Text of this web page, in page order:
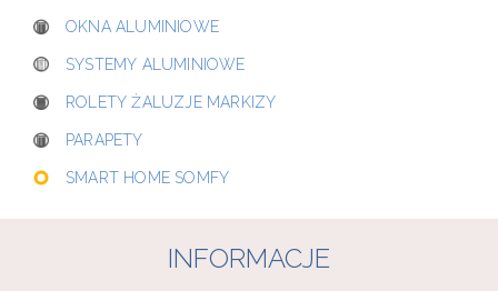
OKNA ALUMINIOWE
SYSTEMY ALUMINIOWE
ROLETY ŻALUZJE MARKIZY
PARAPETY
SMART HOME SOMFY
INFORMACJE